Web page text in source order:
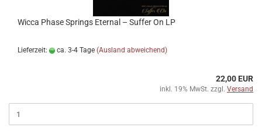
Wicca Phase Springs Eternal ‎– Suffer On LP
Lieferzeit: ca. 3-4 Tage (Ausland abweichend)
22,00 EUR
inkl. 19% MwSt. zzgl. Versand